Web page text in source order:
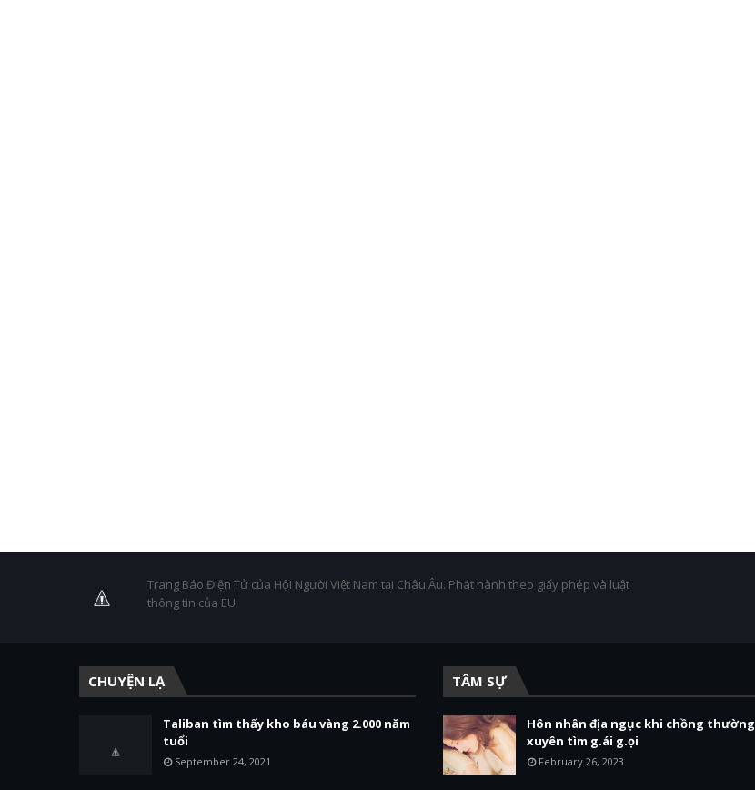
Trang Báo Điện Tử của Hội Người Việt Nam tại Châu Âu. Phát hành theo giấy phép và luật
thông tin của EU.
CHUYỆN LẠ
Taliban tìm thấy kho báu vàng 2.000 năm
tuổi
September 24, 2021
TÂM SỰ
Hôn nhân địa ngục khi chồng thường
xuyên tìm g.ái g.ọi
February 26, 2023